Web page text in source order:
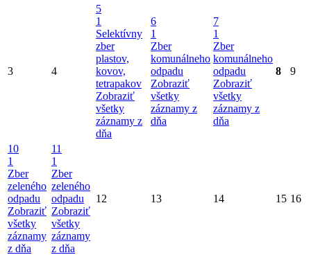
3 4
5
1
Selektívny
zber
plastov,
kovov,
tetrapakov
Zobraziť
všetky
záznamy z
dňa
6
1
Zber
komunálneho
odpadu
Zobraziť
všetky
záznamy z
dňa
7
1
Zber
komunálneho
odpadu
Zobraziť
všetky
záznamy z
dňa
8 9
10
1
Zber
zeleného
odpadu
Zobraziť
všetky
záznamy
z dňa
11
1
Zber
zeleného
odpadu
Zobraziť
všetky
záznamy
z dňa
12 13 14 15 16